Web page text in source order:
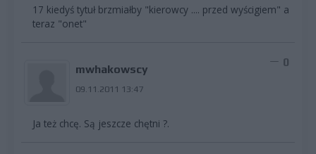
17 kiedyś tytuł brzmiałby "kierowcy .... przed wyścigiem" a
teraz "onet"
mwhakowscy
09.11.2011 13:47
0
Ja też chcę. Są jeszcze chętni ?.